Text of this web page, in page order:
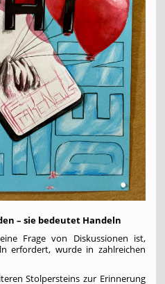
– sie bedeutet Handeln
Frage von Diskussionen ist,
erfordert, wurde in zahlreichen
Stolpersteins zur Erinnerung